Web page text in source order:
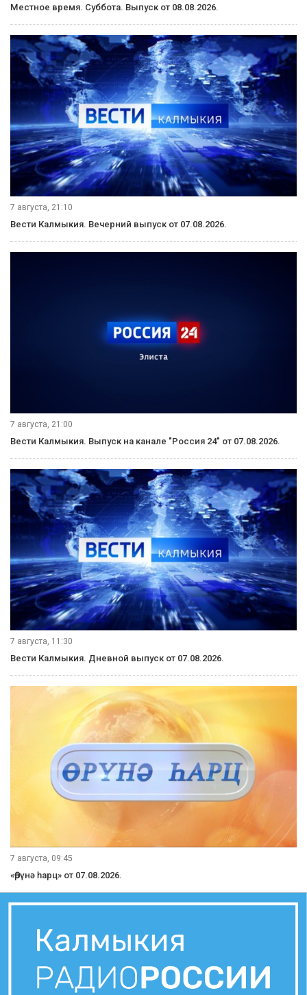
Местное время. Суббота. Выпуск от 08.08.2026.
7 августа, 21:10
Вести Калмыкия. Вечерний выпуск от 07.08.2026.
7 августа, 21:00
Вести Калмыкия. Выпуск на канале "Россия 24" от 07.08.2026.
7 августа, 11:30
Вести Калмыкия. Дневной выпуск от 07.08.2026.
7 августа, 09:45
«Өрүнә һарц» от 07.08.2026.